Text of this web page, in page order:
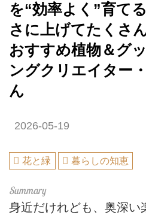
を“効率よく”育て
さに上げてたくさ
おすすめ植物＆グ
ングクリエイター
ん
2026-05-19
花と緑 暮らしの知恵
身近だけれども、奥深い